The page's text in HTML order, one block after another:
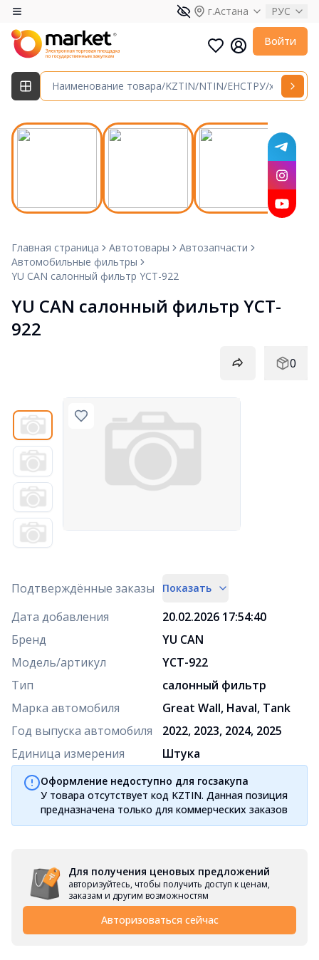
г.Астана РУС
Войти
Главная страница Автотовары
Автозапчасти
Автомобильные фильтры
YU CAN салонный фильтр YCT-922
YU CAN салонный фильтр YCT-
922
0
Подтверждённые заказы Показать
Дата добавления
20.02.2026 17:54:40
Бренд
YU CAN
Модель/артикул
YCT-922
Тип
салонный фильтр
Марка автомобиля
Great Wall, Haval, Tank
Год выпуска автомобиля
2022, 2023, 2024, 2025
Единица измерения
Штука
Оформление недоступно для госзакупа
У товара отсутствует код KZTIN. Данная позиция
предназначена только для коммерческих заказов
Для получения ценовых предложений
авторизуйтесь, чтобы получить доступ к ценам,
заказам и другим возможностям
Авторизоваться сейчас